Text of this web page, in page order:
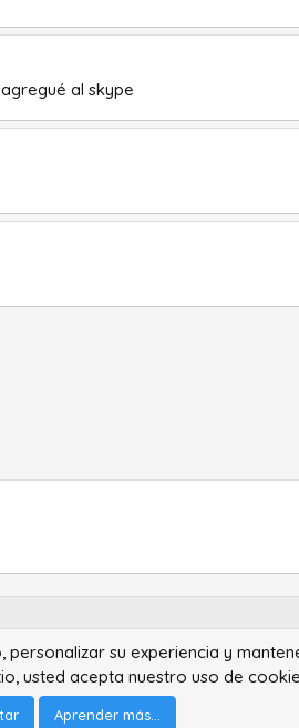
al skype
XenForo © 2010-2022 XenForo Ltd.
by AddonFlare - Premium XF2 Addons
made byStylesFactory.pl
su experiencia y
usted acepta nuestro uso de
Aprender más...